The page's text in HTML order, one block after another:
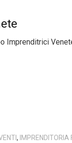
Imprenditrici
, IMPRENDITORIA